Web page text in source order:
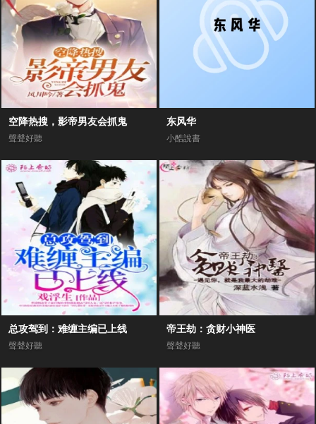
空降热搜，影帝男友会抓鬼
聲聲好聽
东风华
小酷說書
总攻驾到：难缠主编已上线
聲聲好聽
帝王劫：贪财小神医
聲聲好聽